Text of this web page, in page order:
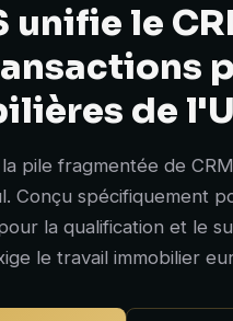
unifie le
de
pile fragmentée de
Conçu spécifiquement
la qualification et le
le travail immobilier